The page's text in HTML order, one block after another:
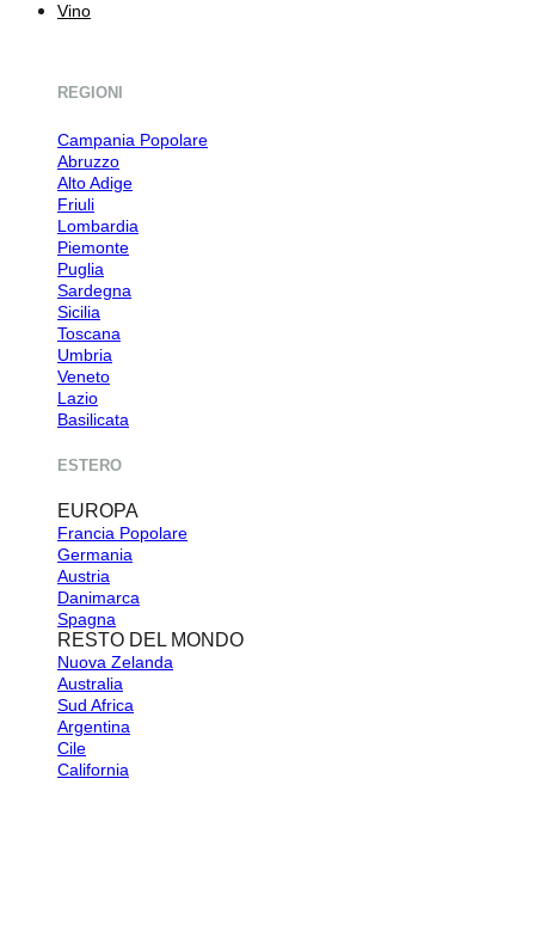
Vino
REGIONI
Campania
Abruzzo
Alto Adige
Friuli
Lombardia
Piemonte
Puglia
Sardegna
Sicilia
Toscana
Umbria
Veneto
Lazio
Basilicata
ESTERO
EUROPA
Francia
Germania
Austria
Danimarca
Spagna
RESTO DEL MONDO
Nuova Zelanda
Australia
Sud Africa
Argentina
Cile
California